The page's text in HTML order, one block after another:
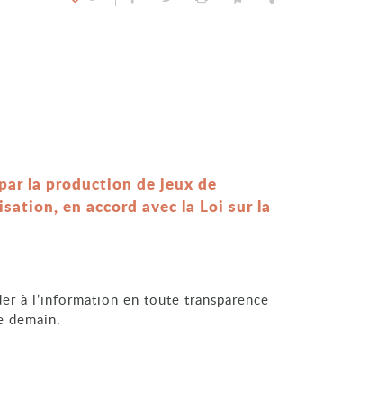
la production de jeux de
en accord avec la Loi sur la
à l’information en toute transparence